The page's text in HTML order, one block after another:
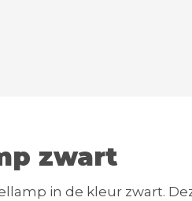
zwart
in de kleur zwart.